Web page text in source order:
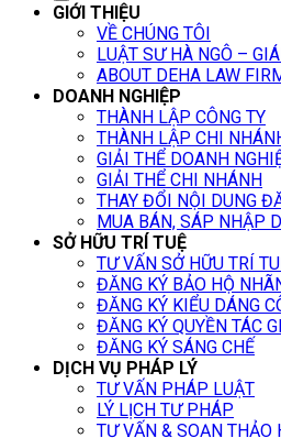
GIỚI THIỆU
VỀ CHÚNG TÔI
LUẬT SƯ HÀ NGÔ –
ABOUT DEHA LAW
DOANH NGHIỆP
THÀNH LẬP CÔNG TY
THÀNH LẬP CHI
GIẢI THỂ DOANH
GIẢI THỂ CHI NHÁNH
THAY ĐỔI NỘI DUNG
MUA BÁN, SÁP NHẬP
SỞ HỮU TRÍ TUỆ
TƯ VẤN SỞ HỮU TRÍ
ĐĂNG KÝ BẢO HỘ
ĐĂNG KÝ KIỂU DÁNG
ĐĂNG KÝ QUYỀN TÁC
ĐĂNG KÝ SÁNG CHẾ
DỊCH VỤ PHÁP LÝ
TƯ VẤN PHÁP LUẬT
LÝ LỊCH TƯ PHÁP
TƯ VẤN & SOẠN THẢO